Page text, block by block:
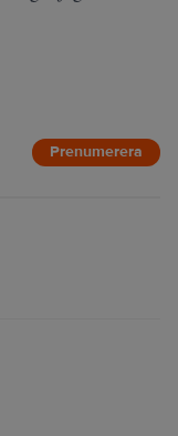
Prenumerera